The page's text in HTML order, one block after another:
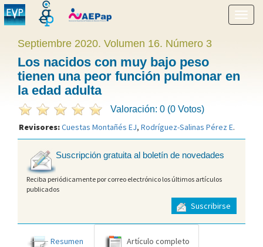
menú
Septiembre 2020. Volumen 16. Número 3
Los nacidos con muy bajo peso
tienen una peor función pulmonar en
la edad adulta
Valoración: 0 (0 Votos)
Revisores:Cuestas Montañés EJ, Rodríguez-Salinas Pérez E.
Suscripción gratuita al boletín de novedades
Reciba periódicamente por correo electrónico los últimos artículos
publicados
Suscribirse
Resumen Artículo completo